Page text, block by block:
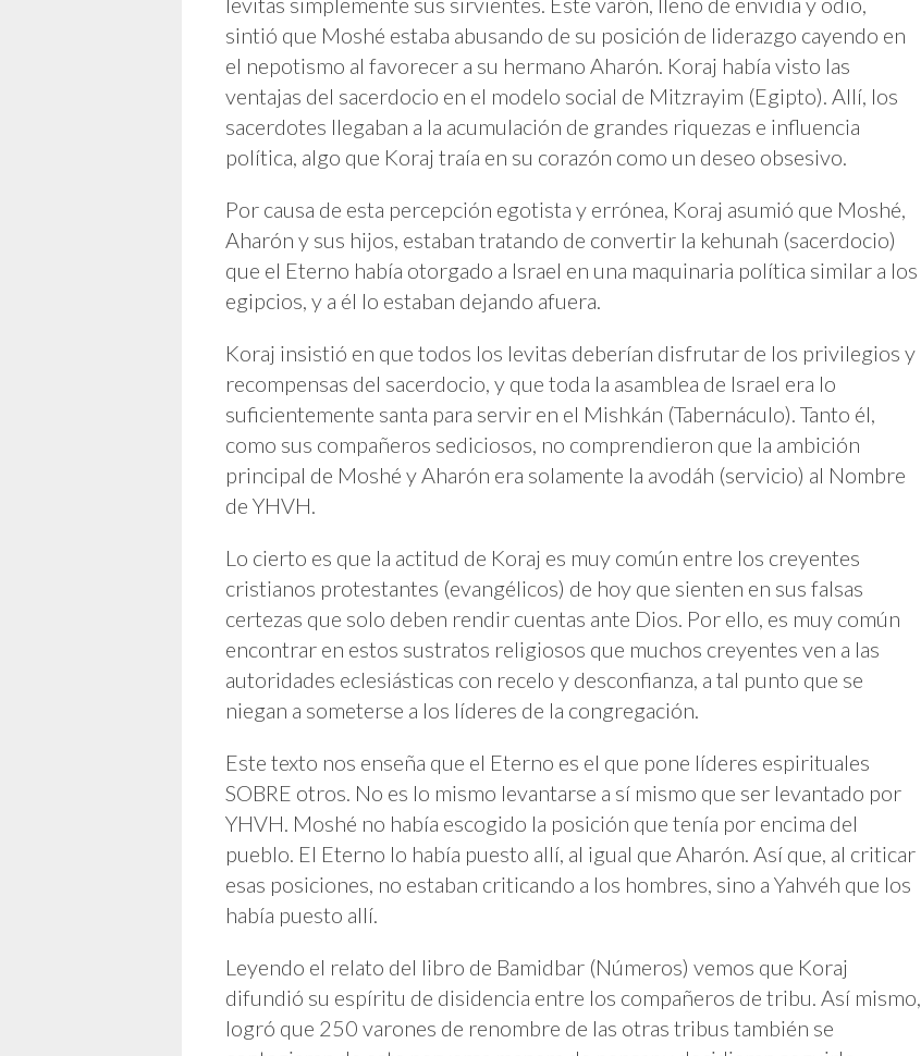
sintió que Moshé estaba abusando de su posición de liderazgo cayendo en
el nepotismo al favorecer a su hermano Aharón. Koraj había visto las
ventajas del sacerdocio en el modelo social de Mitzrayim (Egipto). Allí, los
sacerdotes llegaban a la acumulación de grandes riquezas e influencia
política, algo que Koraj traía en su corazón como un deseo obsesivo.
Por causa de esta percepción egotista y errónea, Koraj asumió que Moshé,
Aharón y sus hijos, estaban tratando de convertir la kehunah (sacerdocio)
que el Eterno había otorgado a Israel en una maquinaria política similar a los
egipcios, y a él lo estaban dejando afuera.
Koraj insistió en que todos los levitas deberían disfrutar de los privilegios y
recompensas del sacerdocio, y que toda la asamblea de Israel era lo
suficientemente santa para servir en el Mishkán (Tabernáculo). Tanto él,
como sus compañeros sediciosos, no comprendieron que la ambición
principal de Moshé y Aharón era solamente la avodáh (servicio) al Nombre
de YHVH.
Lo cierto es que la actitud de Koraj es muy común entre los creyentes
cristianos protestantes (evangélicos) de hoy que sienten en sus falsas
certezas que solo deben rendir cuentas ante Dios. Por ello, es muy común
encontrar en estos sustratos religiosos que muchos creyentes ven a las
autoridades eclesiásticas con recelo y desconfianza, a tal punto que se
niegan a someterse a los líderes de la congregación.
Este texto nos enseña que el Eterno es el que pone líderes espirituales
SOBRE otros. No es lo mismo levantarse a sí mismo que ser levantado por
YHVH. Moshé no había escogido la posición que tenía por encima del
pueblo. El Eterno lo había puesto allí, al igual que Aharón. Así que, al criticar
esas posiciones, no estaban criticando a los hombres, sino a Yahvéh que los
había puesto allí.
Leyendo el relato del libro de Bamidbar (Números) vemos que Koraj
difundió su espíritu de disidencia entre los compañeros de tribu. Así mismo,
logró que 250 varones de renombre de las otras tribus también se